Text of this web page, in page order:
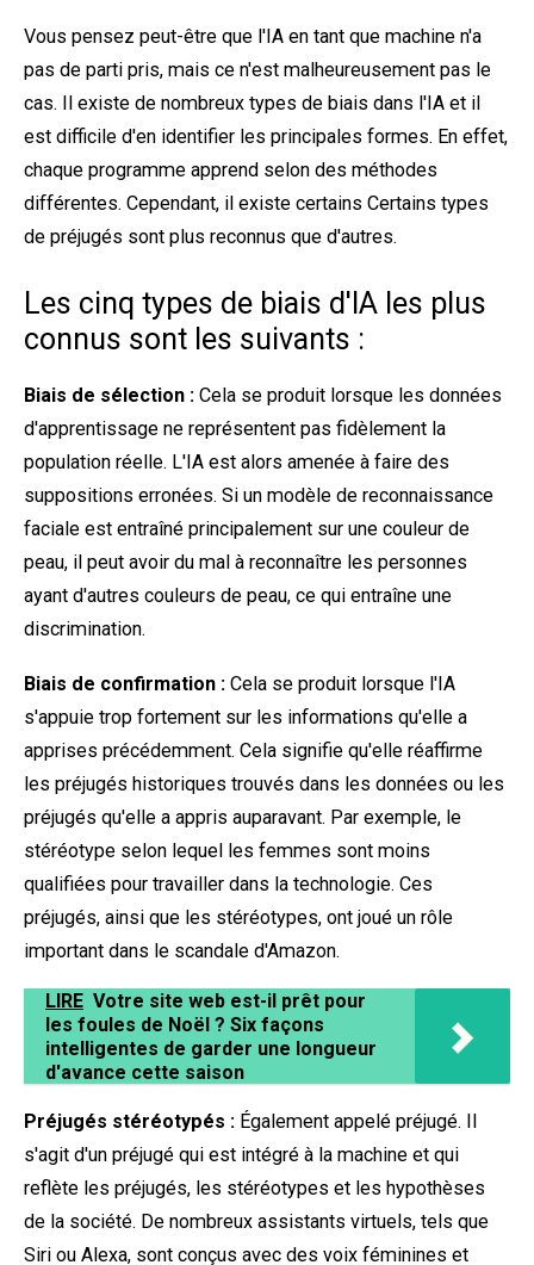
Vous pensez peut-être que l'IA en tant que machine n'a
pas de parti pris, mais ce n'est malheureusement pas le
cas. Il existe de nombreux types de biais dans l'IA et il
est difficile d'en identifier les principales formes. En effet,
chaque programme apprend selon des méthodes
différentes. Cependant, il existe certains Certains types
de préjugés sont plus reconnus que d'autres.
Les cinq types de biais d'IA les plus
connus sont les suivants :
Biais de sélection : Cela se produit lorsque les données
d'apprentissage ne représentent pas fidèlement la
population réelle. L'IA est alors amenée à faire des
suppositions erronées. Si un modèle de reconnaissance
faciale est entraîné principalement sur une couleur de
peau, il peut avoir du mal à reconnaître les personnes
ayant d'autres couleurs de peau, ce qui entraîne une
discrimination.
Biais de confirmation : Cela se produit lorsque l'IA
s'appuie trop fortement sur les informations qu'elle a
apprises précédemment. Cela signifie qu'elle réaffirme
les préjugés historiques trouvés dans les données ou les
préjugés qu'elle a appris auparavant. Par exemple, le
stéréotype selon lequel les femmes sont moins
qualifiées pour travailler dans la technologie. Ces
préjugés, ainsi que les stéréotypes, ont joué un rôle
important dans le scandale d'Amazon.
LIRE Votre site web est-il prêt pour
les foules de Noël ? Six façons
intelligentes de garder une longueur
d'avance cette saison
Préjugés stéréotypés : Également appelé préjugé. Il
s'agit d'un préjugé qui est intégré à la machine et qui
reflète les préjugés, les stéréotypes et les hypothèses
de la société. De nombreux assistants virtuels, tels que
Siri ou Alexa, sont conçus avec des voix féminines et